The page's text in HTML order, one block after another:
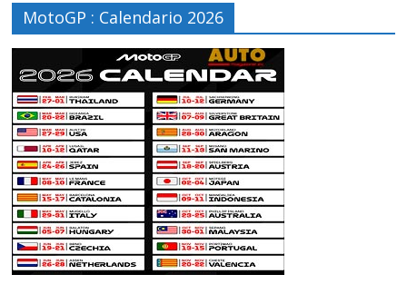
MotoGP : Calendario 2026